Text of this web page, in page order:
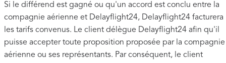
Si le différend est gagné ou qu'un accord est conclu entre la
compagnie aérienne et Delayflight24, Delayflight24 facturera
les tarifs convenus. Le client délègue Delayflight24 afin qu'il
puisse accepter toute proposition proposée par la compagnie
aérienne ou ses représentants. Par conséquent, le client